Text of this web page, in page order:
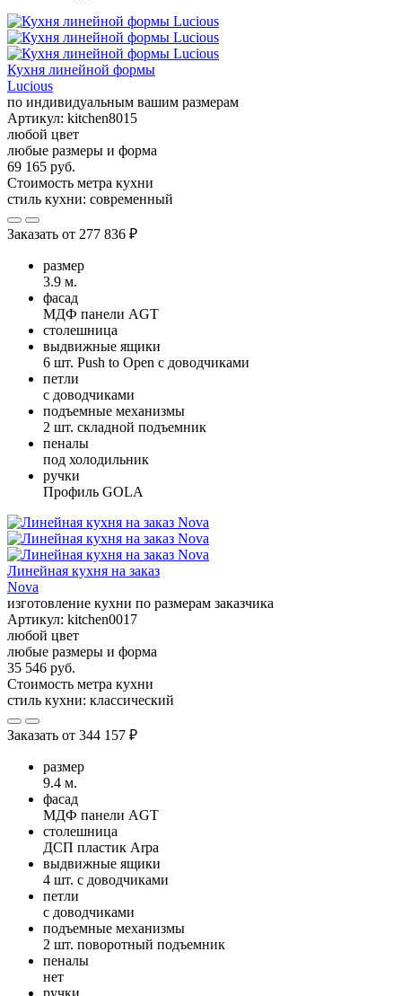
Кухня линейной формы
Lucious
по индивидуальным вашим размерам
Артикул: kitchen8015
любой цвет
любые размеры и форма
69 165 руб.
Стоимость метра кухни
стиль кухни: современный
Заказать от 277 836 ₽
размер
3.9 м.
фасад
МДФ панели AGT
столешница
выдвижные ящики
6 шт. Push to Open с доводчиками
петли
с доводчиками
подъемные механизмы
2 шт. складной подъемник
пеналы
под холодильник
ручки
Профиль GOLA
Линейная кухня на заказ
Nova
изготовление кухни по размерам заказчика
Артикул: kitchen0017
любой цвет
любые размеры и форма
35 546 руб.
Стоимость метра кухни
стиль кухни: классический
Заказать от 344 157 ₽
размер
9.4 м.
фасад
МДФ панели AGT
столешница
ДСП пластик Arpa
выдвижные ящики
4 шт. с доводчиками
петли
с доводчиками
подъемные механизмы
2 шт. поворотный подъемник
пеналы
нет